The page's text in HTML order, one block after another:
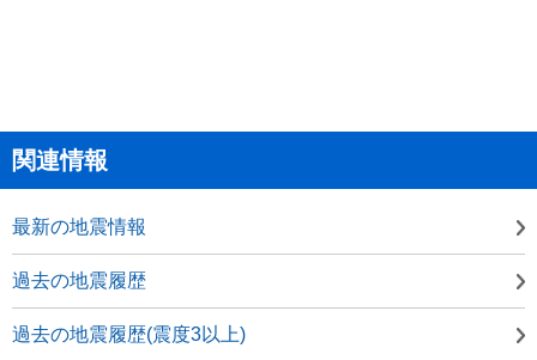
関連情報
最新の地震情報
過去の地震履歴
過去の地震履歴(震度3以上)